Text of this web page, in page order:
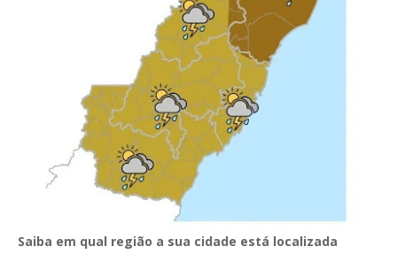
Saiba em qual região a sua cidade está localizada